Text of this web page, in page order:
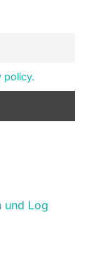
policy.
und Log